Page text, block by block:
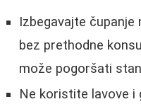
Izbegavajte čupanje
bez prethodne
može pogoršati
Ne koristite lavove i